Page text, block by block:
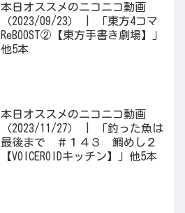
本日オススメのニコニコ動画
（2023/09/23） | 「東方4コマ
ReBOOST②【東方手書き劇場】」
他5本
本日オススメのニコニコ動画
（2023/11/27） | 「釣った魚は
最後まで ＃１４３ 鯛めし２
【VOICEROIDキッチン】」他5本